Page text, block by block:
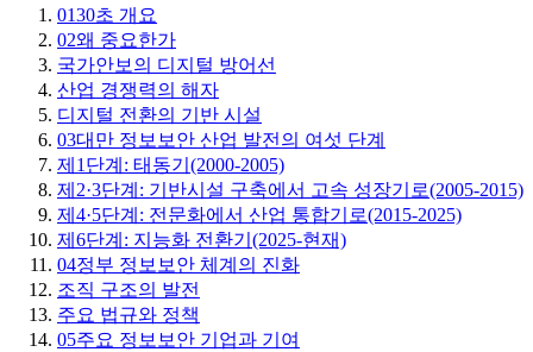
0130초 개요
02왜 중요한가
국가안보의 디지털 방어선
산업 경쟁력의 해자
디지털 전환의 기반 시설
03대만 정보보안 산업 발전의 여섯 단계
제1단계: 태동기(2000-2005)
제2·3단계: 기반시설 구축에서 고속 성장기로(2005-2015)
제4·5단계: 전문화에서 산업 통합기로(2015-2025)
제6단계: 지능화 전환기(2025-현재)
04정부 정보보안 체계의 진화
조직 구조의 발전
주요 법규와 정책
05주요 정보보안 기업과 기여